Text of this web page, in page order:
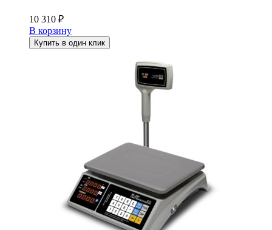
10 310 ₽
В корзину
Купить в один клик